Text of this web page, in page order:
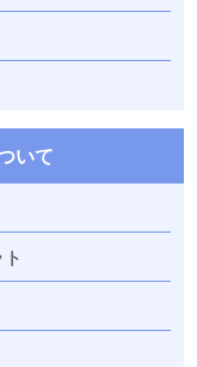
いて